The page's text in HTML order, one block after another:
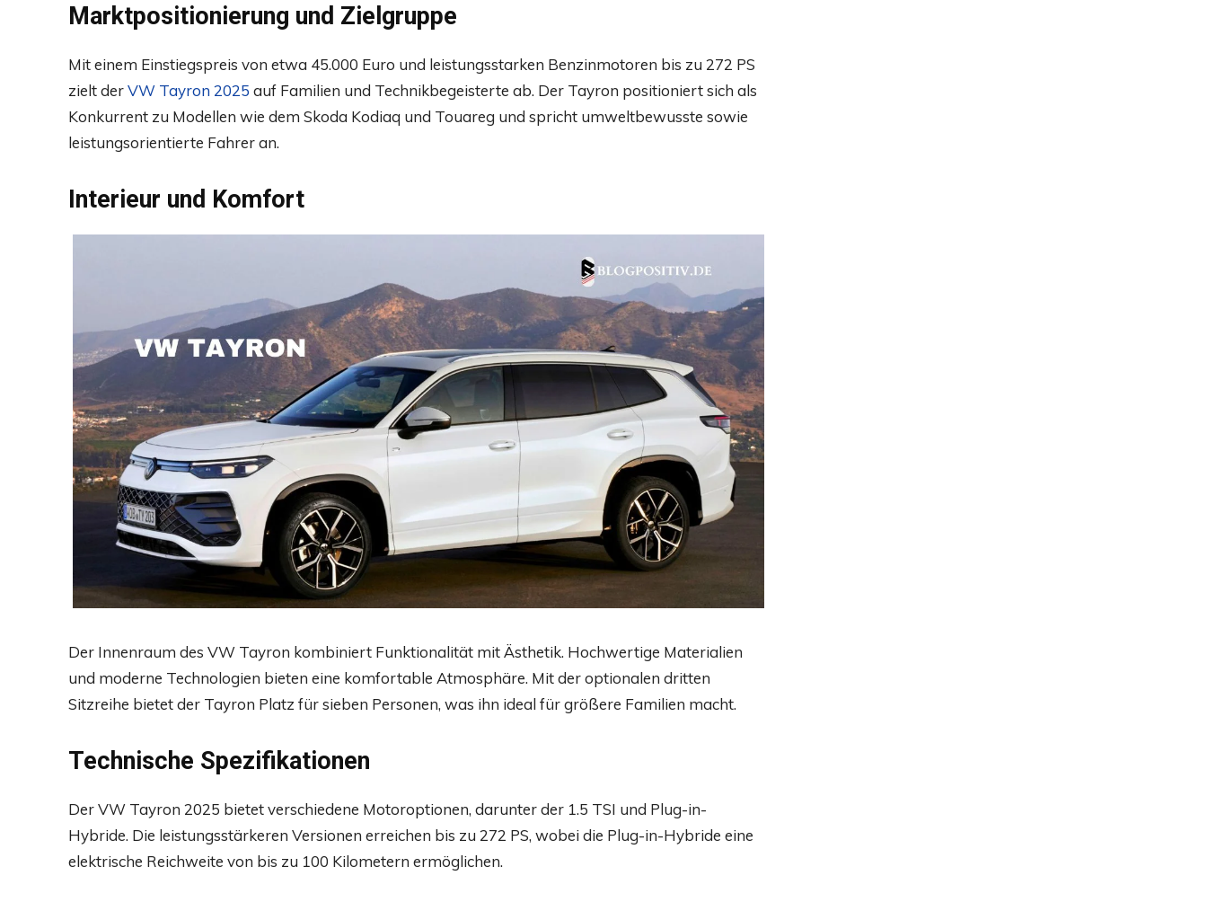
Marktpositionierung und Zielgruppe
Mit einem Einstiegspreis von etwa 45.000 Euro und leistungsstarken Benzinmotoren bis zu 272 PS
zielt derVW Tayron 2025 auf Familien und Technikbegeisterte ab. Der Tayron positioniert sich als
Konkurrent zu Modellen wie dem Skoda Kodiaq und Touareg und spricht umweltbewusste sowie
leistungsorientierte Fahrer an.
Interieur und Komfort
Der Innenraum des VW Tayron kombiniert Funktionalität mit Ästhetik. Hochwertige Materialien
und moderne Technologien bieten eine komfortable Atmosphäre. Mit der optionalen dritten
Sitzreihe bietet der Tayron Platz für sieben Personen, was ihn ideal für größere Familien macht.
Technische Spezifikationen
Der VW Tayron 2025 bietet verschiedene Motoroptionen, darunter der 1.5 TSI und Plug-in-
Hybride. Die leistungsstärkeren Versionen erreichen bis zu 272 PS, wobei die Plug-in-Hybride eine
elektrische Reichweite von bis zu 100 Kilometern ermöglichen.